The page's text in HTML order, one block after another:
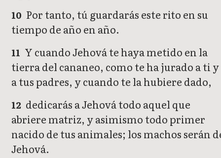
10 Por tanto, tú guardarás este rito en su
tiempo de año en año.
11 Y cuando Jehová te haya metido en la
tierra del cananeo, como te ha jurado a ti y
a tus padres, y cuando te la hubiere dado,
12 dedicarás a Jehová todo aquel que
abriere matriz, y asimismo todo primer
nacido de tus animales; los machos serán
Jehová.